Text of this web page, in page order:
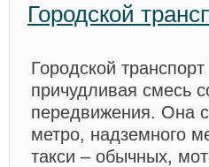
Городской
Городской транспорт
причудливая смесь
передвижения. Она
метро, надземного
такси – обычных,